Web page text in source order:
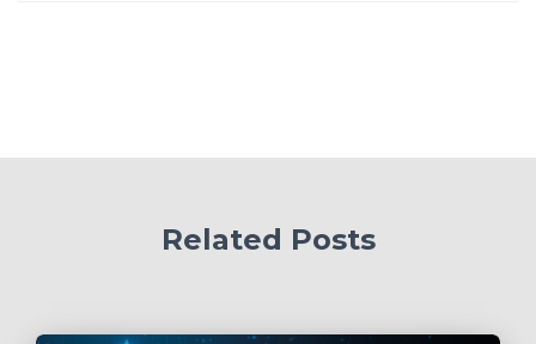
Related Posts